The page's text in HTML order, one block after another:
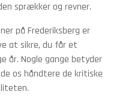
sprækker og revner.
på Frederiksberg er
at sikre, du får et
år. Nogle gange betyder
os håndtere de kritiske